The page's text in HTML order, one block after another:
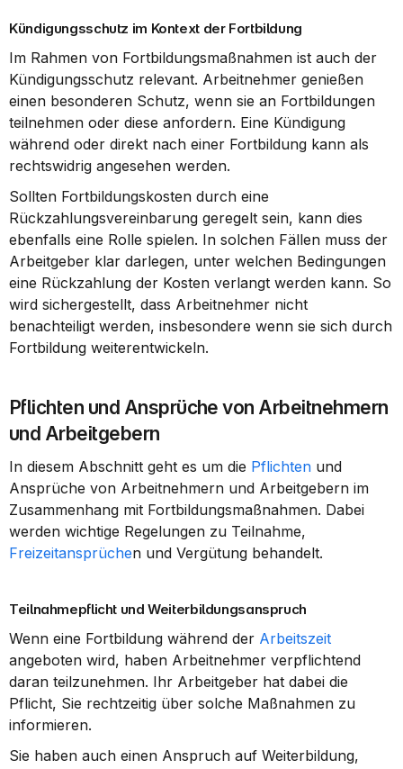
Kündigungsschutz im Kontext der Fortbildung
Im Rahmen von Fortbildungsmaßnahmen ist auch der
Kündigungsschutz relevant. Arbeitnehmer genießen
einen besonderen Schutz, wenn sie an Fortbildungen
teilnehmen oder diese anfordern. Eine Kündigung
während oder direkt nach einer Fortbildung kann als
rechtswidrig angesehen werden.
Sollten Fortbildungskosten durch eine
Rückzahlungsvereinbarung geregelt sein, kann dies
ebenfalls eine Rolle spielen. In solchen Fällen muss der
Arbeitgeber klar darlegen, unter welchen Bedingungen
eine Rückzahlung der Kosten verlangt werden kann. So
wird sichergestellt, dass Arbeitnehmer nicht
benachteiligt werden, insbesondere wenn sie sich durch
Fortbildung weiterentwickeln.
Pflichten und Ansprüche von Arbeitnehmern
und Arbeitgebern
In diesem Abschnitt geht es um die Pflichten und
Ansprüche von Arbeitnehmern und Arbeitgebern im
Zusammenhang mit Fortbildungsmaßnahmen. Dabei
Freizeitansprüchen und Vergütung behandelt.
Teilnahmepflicht und Weiterbildungsanspruch
Wenn eine Fortbildung während der Arbeitszeit
angeboten wird, haben Arbeitnehmer verpflichtend
daran teilzunehmen. Ihr Arbeitgeber hat dabei die
Pflicht, Sie rechtzeitig über solche Maßnahmen zu
informieren.
Sie haben auch einen Anspruch auf Weiterbildung,